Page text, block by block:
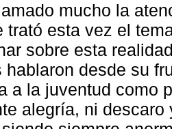
mucho la
trató esta vez el
sobre esta
hablaron desde su
a la juventud como
alegría, ni